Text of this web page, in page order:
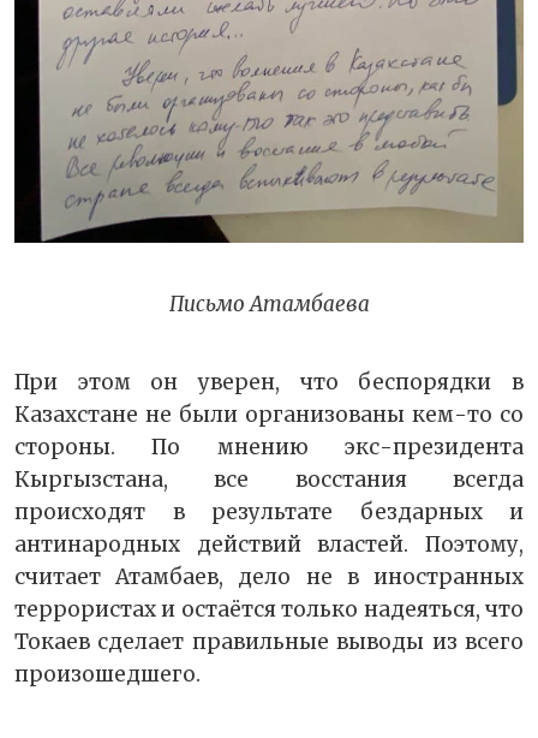
Письмо Атамбаева
При этом он уверен, что беспорядки в
Казахстане не были организованы кем-то со
стороны. По мнению экс-президента
Кыргызстана, все восстания всегда
происходят в результате бездарных и
антинародных действий властей. Поэтому,
считает Атамбаев, дело не в иностранных
террористах и остаётся только надеяться, что
Токаев сделает правильные выводы из всего
произошедшего.